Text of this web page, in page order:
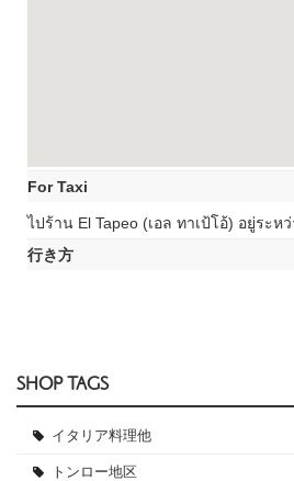
For Taxi
ไปร้าน El Tapeo (เอล ทาเป้โอ้) อยู่ระห
行き方
SHOP TAGS
イタリア料理他
トンロー地区